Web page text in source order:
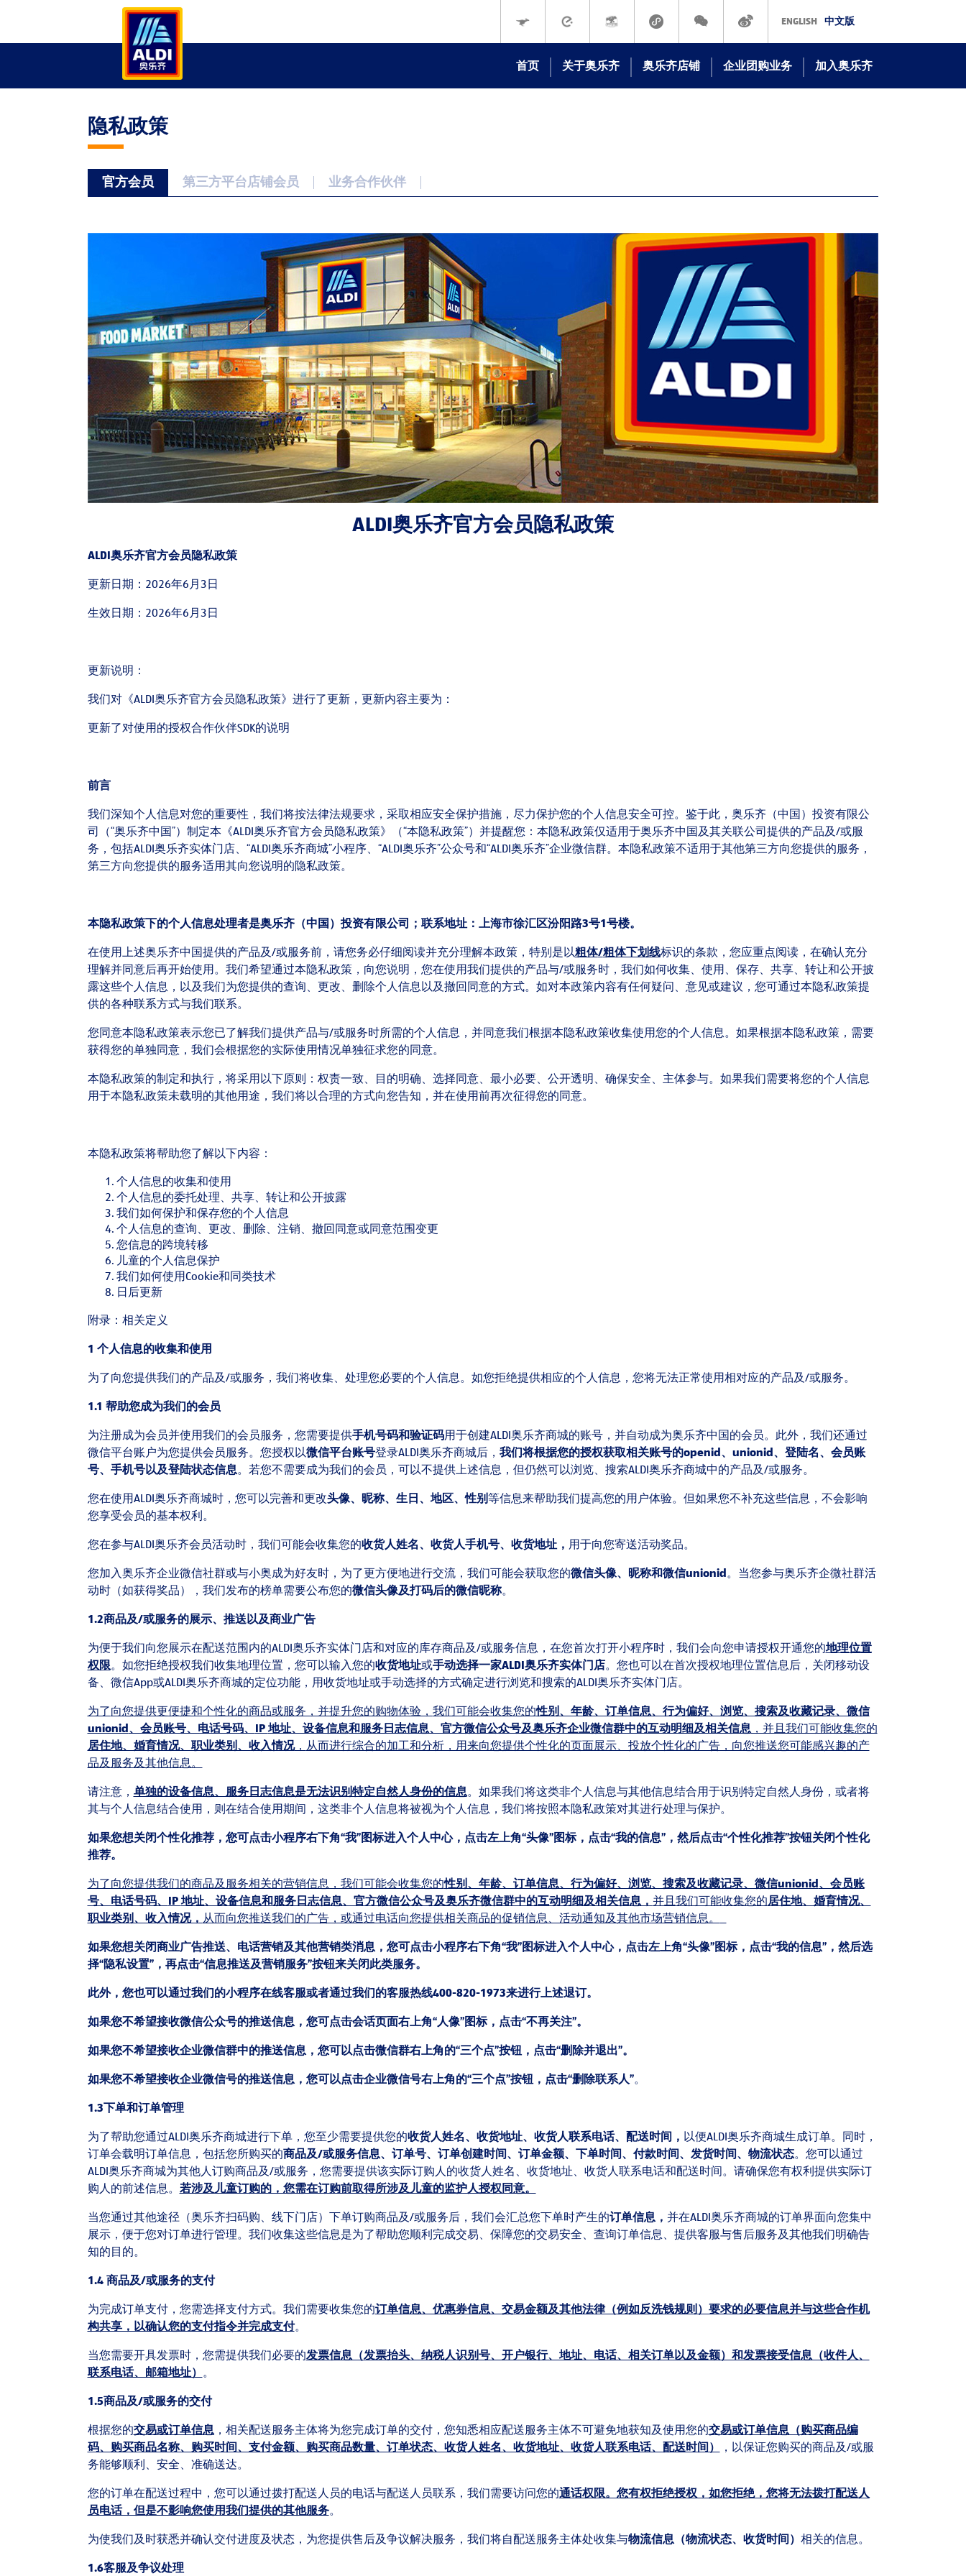
ENGLISH 中文版
首页
关于奥乐齐
奥乐齐店铺
企业团购业务
加入奥乐齐
隐私政策
官方会员 第三方平台店铺会员 业务合作伙伴
ALDI奥乐齐官方会员隐私政策
ALDI 奥乐齐官方会员隐私政策
更新日期：2026年6月3日
生效日期：2026年6月 3 日
更新说明：
我们对《ALDI奥乐齐官方会员隐私政策》进行了更新，更新内容主要为：
更新了对使用的授权合作伙伴SDK的说明
前言
我们深知个人信息对您的重要性，我们将按法律法规要求，采取相应安全保护措施，尽力保护您的个人信息安全可控。鉴于此，奥乐齐（中国）投资有限公
司（“奥乐齐中国”）制定本《ALDI奥乐齐官方会员隐私政策》（“本隐私政策”）并提醒您：本隐私政策仅适用于奥乐齐中国及其关联公司提供的产品及/或服
务，包括ALDI奥乐齐实体门店、“ALDI奥乐齐商城”小程序、“ALDI奥乐齐”公众号和“ALDI奥乐齐”企业微信群。本隐私政策不适用于其他第三方向您提供的服务，
第三方向您提供的服务适用其向您说明的隐私政策。
本隐私政策下的个人信息处理者是奥乐齐（中国）投资有限公司；联系地址：上海市徐汇区汾阳路3号1 号楼。
在使用上述奥乐齐中国提供的产品及/或服务前，请您务必仔细阅读并充分理解本政策，特别是以粗体/粗体下划线标识的条款，您应重点阅读，在确认充分
理解并同意后再开始使用。我们希望通过本隐私政策，向您说明，您在使用我们提供的产品与/或服务时，我们如何收集、使用、保存、共享、转让和公开披
露这些个人信息，以及我们为您提供的查询、更改、删除个人信息以及撤回同意的方式。如对本政策内容有任何疑问、意见或建议，您可通过本隐私政策提
供的各种联系方式与我们联系。
您同意本隐私政策表示您已了解我们提供产品与/或服务时所需的个人信息，并同意我们根据本隐私政策收集使用您的个人信息。如果根据本隐私政策，需要
获得您的单独同意，我们会根据您的实际使用情况单独征求您的同意。
本隐私政策的制定和执行，将采用以下原则：权责一致、目的明确、选择同意、最小必要、公开透明、确保安全、主体参与。如果我们需要将您的个人信息
用于本隐私政策未载明的其他用途，我们将以合理的方式向您告知，并在使用前再次征得您的同意。
本隐私政策将帮助您了解以下内容：
个人信息的收集和使用
个人信息的委托处理、共享、转让和公开披露
我们如何保护和保存您的个人信息
个人信息的查询、更改、删除、注销、撤回同意或同意范围变更
您信息的跨境转移
儿童的个人信息保护
我们如何使用Cookie和同类技术
日后更新
附录：相关定义
1 个人信息的收集和使用
为了向您提供我们的产品及/或服务，我们将收集、处理您必要的个人信息。如您拒绝提供相应的个人信息，您将无法正常使用相对应的产品及/或服务。
1.1 帮助您成为我们的会员
为注册成为会员并使用我们的会员服务，您需要提供手机号码和验证码用于创建ALDI奥乐齐商城的账号，并自动成为奥乐齐中国的会员。此外，我们还通过
微信平台账户为您提供会员服务。您授权以微信平台账号登录ALDI奥乐齐商城后， 我们将根据您的授权获取相关账号的openid 、 unionid 、登陆名、会员账
号、手机号以及登陆状态信息。若您不需要成为我们的会员，可以不提供上述信息，但仍然可以浏览、搜索ALDI奥乐齐商城中的产品及/或服务。
您在使用ALDI奥乐齐商城时，您可以完善和更改头像、昵称、生日、地区、性别等信息来帮助我们提高您的用户体验。但如果您不补充这些信息，不会影响
您享受会员的基本权利。
您在参与ALDI奥乐齐会员活动时，我们可能会收集您的收货人姓名、收货人手机号、收货地址， 用于向您寄送活动奖品。
您加入奥乐齐企业微信社群或与小奥成为好友时，为了更方便地进行交流，我们可能会获取您的微信头像、昵称和微信unionid 。当您参与奥乐齐企微社群活
动时（如获得奖品），我们发布的榜单需要公布您的微信头像及打码后的微信昵称。
1.2商品及/或服务的展示、推送以及商业广告
为便于我们向您展示在配送范围内的ALDI奥乐齐实体门店和对应的库存商品及/或服务信息，在您首次打开小程序时，我们会向您申请授权开通您的地理位置
权限。如您拒绝授权我们收集地理位置，您可以输入您的收货地址或手动选择一家ALDI 奥乐齐实体门店。您也可以在首次授权地理位置信息后，关闭移动设
备、微信App或ALDI奥乐齐商城的定位功能，用收货地址或手动选择的方式确定进行浏览和搜索的ALDI奥乐齐实体门店。
为了 向您提供更便捷和个性化的商品或服务，并提升您的购物体验， 我们可能会收集您的性别、年龄、订单信息、行为偏好、浏览、搜索及收藏记录、微信
unionid 、会员账号、电话号码、 IP 地址、设备信息和服务日志信息、官方微信公众号及奥乐齐企业微信群中的互动明细及相关信息，并且我们可能收集您的
居住地、婚育情况、职业类别、收入情况， 从而进行综合的加工和分析，用来向您提供个性化的页面展示、投放个性化的广告，向您推送您可能感兴趣的产
品及服务及其他信息。
请注意， 单独的设备信息、服务日志信息是无法识别特定自然人身份的信息。如果我们将这类非个人信息与其他信息结合用于识别特定自然人身份，或者将
其与个人信息结合使用，则在结合使用期间，这类非个人信息将被视为个人信息，我们将按照本隐私政策对其进行处理与保护。
如果您想关闭个性化推荐，您可点击小程序右下角“我”图标进入个人中心，点击左上角“头像”图标，点击“我的信息”，然后点击“个性化推荐”按钮关闭个性化
推荐。
为了向您提供我们的商品及服务相关的营销信息，我们可能会收集您的性别、年龄、订单信息、行为偏好、浏览、搜索及收藏记录、微信unionid 、会员账
号、电话号码、
IP 地址、设备信息和服务日志信息、官方微信公众号及奥乐齐微信群中的互动明细及相关信息， 并且我们可能收集您的居住地、婚育情况、
职业类别、收入情况， 从而向您推送我们的广告，或通过电话向您提供相关商品的促销信息、活动通知及其他市场营销信息。
如果您想关闭商业广告推送、电话营销及其他营销类消息，您可点击小程序右下角“我”图标进入个人中心，点击左上角“头像”图标，点击“我的信息”，然后选
择“隐私设置”，再点击“信息推送及营销服务”按钮来关闭此类服务。
此外，您也可以通过我们的小程序在线客服或者通过我们的客服热线400-820-1973来进行上述退订。
如果您不希望接收微信公众号的推送信息，您可点击会话页面右上角“人像”图标，点击“不再关注”。
如果您不希望接收企业微信群中的推送信息，您可以点击微信群右上角的“三个点”按钮，点击“删除并退出”。
如果您不希望接收企业微信号的推送信息，您可以点击企业微信号右上角的“三个点”按钮，点击“删除联系人”。
1.3 下单和订单管理
为了帮助您通过ALDI奥乐齐商城进行下单，您至少需要提供您的收货人姓名、收货地址、收货人联系电话、配送时间， 以便ALDI奥乐齐商城生成订单。同时，
订单会载明订单信息，包括您所购买的商品及/或服务信息、订单号、订单创建时间、订单金额、下单时间、付款时间、发货时间、物流状态。您可以通过
ALDI奥乐齐商城为其他人订购商品及/或服务，您需要提供该实际订购人的收货人姓名、收货地址、收货人联系电话和配送时间。请确保您有权利提供实际订
购人的前述信息。 若涉及儿童订购的，您需在订购前取得所涉及儿童的监护人授权同意。
当您通过其他途径（奥乐齐扫码购、线下门店）下单订购商品及/或服务后，我们会汇总您下单时产生的订单信息， 并在ALDI奥乐齐商城的订单界面向您集中
展示，便于您对订单进行管理。我们收集这些信息是为了帮助您顺利完成交易、保障您的交易安全、查询订单信息、提供客服与售后服务及其他我们明确告
知的目的。
1.4 商品及/或服务的支付
为完成订单支付，您需选择支付方式。我们需要收集您的订单信息、优惠券信息、交易金额及其他法律（例如反洗钱规则）要求的必要信息并与这些合作机
构共享，以确认您的支付指令并完成支付。
当您需要开具发票时，您需提供我们必要的发票信息（发票抬头、纳税人识别号、开户银行、地址、电话、相关订单以及金额）和发票接受信息（收件人、
联系电话、邮箱地址） 。
1.5商品及/或服务的交付
根据您的交易或订单信息，相关配送服务主体将为您完成订单的交付，您知悉相应配送服务主体不可避免地获知及使用您的交易或订单信息（购买商品编
码、购买商品名称、购买时间、支付金额、购买商品数量、订单状态、收货人姓名、收货地址、收货人联系电话、配送时间）
，以保证您购买的商品及/或服
务能够顺利、安全、准确送达。
您的订单在配送过程中，您可以通过拨打配送人员的电话与配送人员联系，我们需要访问您的通话权限。您有权拒绝授权，如您拒绝，您将无法拨打配送人
员电话，但是不影响您使用我们提供的其他服务。
为使我们及时获悉并确认交付进度及状态，为您提供售后及争议解决服务，我们将自配送服务主体处收集与物流信息（物流状态、收货时间） 相关的信息。
1.6客服及争议处理